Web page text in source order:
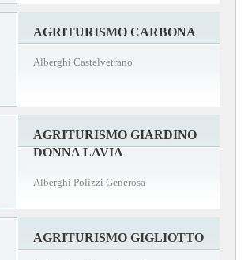
AGRITURISMO CARBONA
Alberghi Castelvetrano
AGRITURISMO GIARDINO
DONNA LAVIA
Alberghi Polizzi Generosa
AGRITURISMO GIGLIOTTO